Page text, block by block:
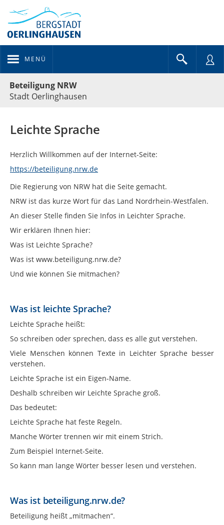
MENÜ
Beteiligung NRW
Stadt Oerlinghausen
Leichte Sprache
Herzlich Willkommen auf der Internet-Seite:
https://beteiligung.nrw.de
Die Regierung von NRW hat die Seite gemacht.
NRW ist das kurze Wort für das Land Nordrhein-Westfalen.
An dieser Stelle finden Sie Infos in Leichter Sprache.
Wir erklären Ihnen hier:
Was ist Leichte Sprache?
Was ist www.beteiligung.nrw.de?
Und wie können Sie mitmachen?
Was ist leichte Sprache?
Leichte Sprache heißt:
So schreiben oder sprechen, dass es alle gut verstehen.
Viele Menschen können Texte in Leichter Sprache besser
verstehen.
Leichte Sprache ist ein Eigen-Name.
Deshalb schreiben wir Leichte Sprache groß.
Das bedeutet:
Leichte Sprache hat feste Regeln.
Manche Wörter trennen wir mit einem Strich.
Zum Beispiel Internet-Seite.
So kann man lange Wörter besser lesen und verstehen.
Was ist beteiligung.nrw.de?
Beteiligung heißt „mitmachen“.